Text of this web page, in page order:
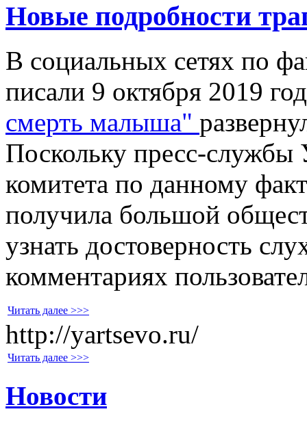
Новые подробности
В социальных сетях по
писали 9 октября 2019
смерть малыша"
Поскольку пресс-
комитета по данному
получила большой
узнать достоверность
комментариях
Читать далее >>>
http://yartsevo.ru/
Читать далее >>>
Новости